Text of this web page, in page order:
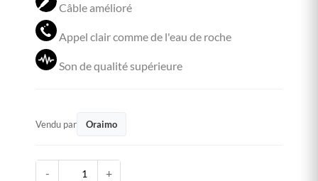
Câble amélioré
Appel clair comme de l'eau de roche
Son de qualité supérieure
Vendu par Oraimo
- +